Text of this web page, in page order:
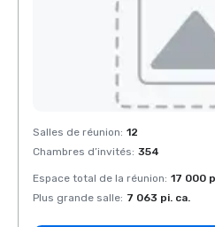
Removed from favorites
Salles de réunion: 12
Chambres d’invités: 354
Espace total de la réunion: 17 000
Plus grande salle: 7 063 pi. ca.